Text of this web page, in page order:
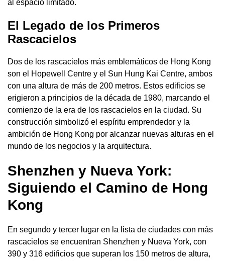
al espacio limitado.
El Legado de los Primeros
Rascacielos
Dos de los rascacielos más emblemáticos de Hong Kong
son el Hopewell Centre y el Sun Hung Kai Centre, ambos
con una altura de más de 200 metros. Estos edificios se
erigieron a principios de la década de 1980, marcando el
comienzo de la era de los rascacielos en la ciudad. Su
construcción simbolizó el espíritu emprendedor y la
ambición de Hong Kong por alcanzar nuevas alturas en el
mundo de los negocios y la arquitectura.
Shenzhen y Nueva York:
Siguiendo el Camino de Hong
Kong
En segundo y tercer lugar en la lista de ciudades con más
rascacielos se encuentran Shenzhen y Nueva York, con
390 y 316 edificios que superan los 150 metros de altura,